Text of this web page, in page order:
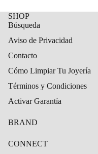
SHOP
Búsqueda
Aviso de Privacidad
Contacto
Cómo Limpiar Tu Joyería
Términos y Condiciones
Activar Garantía
BRAND
CONNECT